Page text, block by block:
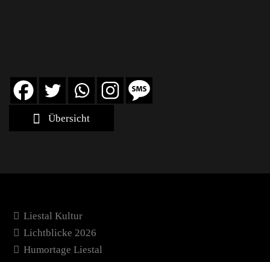
Übersicht
Liestal Kultur
Lichtblicke 2026
Humortage Liestal